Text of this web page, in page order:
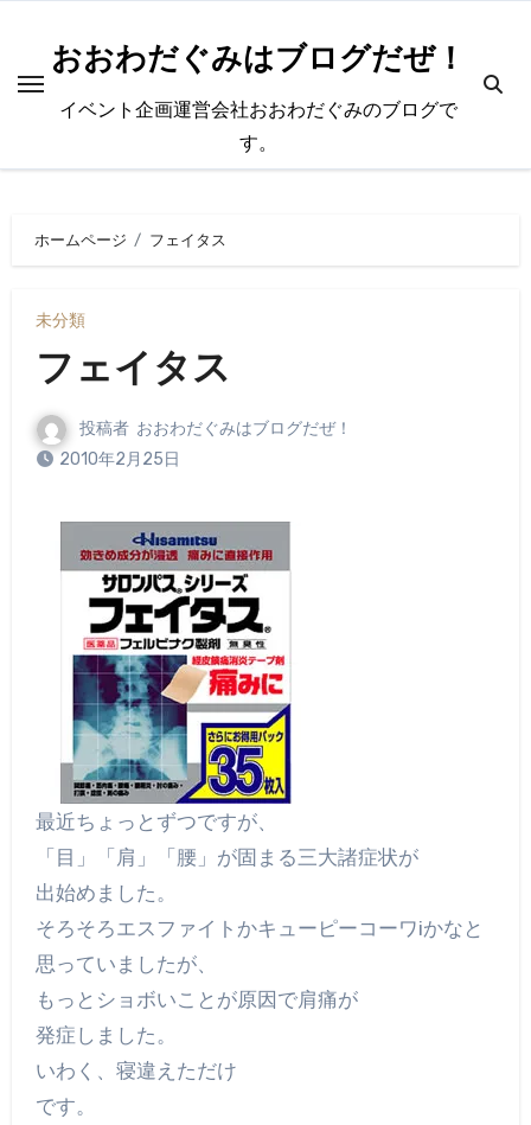
おおわだぐみはブログだぜ！
イベント企画運営会社おおわだぐみのブログで
す。
ホームページ フェイタス
未分類
フェイタス
投稿者 おおわだぐみはブログだぜ！
2010年2月25日
最近ちょっとずつですが、
「目」「肩」「腰」が固まる三大諸症状が
出始めました。
そろそろエスファイトかキューピーコーワiかなと
思っていましたが、
もっとショボいことが原因で肩痛が
発症しました。
いわく、寝違えただけ
です。